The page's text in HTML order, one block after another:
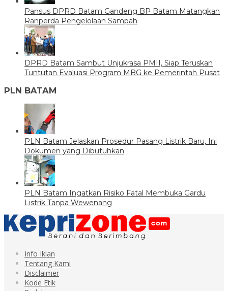
Pansus DPRD Batam Gandeng BP Batam Matangkan
Ranperda Pengelolaan Sampah
DPRD Batam Sambut Unjukrasa PMII, Siap Teruskan
Tuntutan Evaluasi Program MBG ke Pemerintah Pusat
PLN BATAM
PLN Batam Jelaskan Prosedur Pasang Listrik Baru, Ini
Dokumen yang Dibutuhkan
PLN Batam Ingatkan Risiko Fatal Membuka Gardu
Listrik Tanpa Wewenang
Info Iklan
Tentang Kami
Disclaimer
Kode Etik